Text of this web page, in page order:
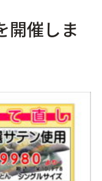
よくあるご相談
店長ブログ
店舗案内
お問い合わせ
開催しま